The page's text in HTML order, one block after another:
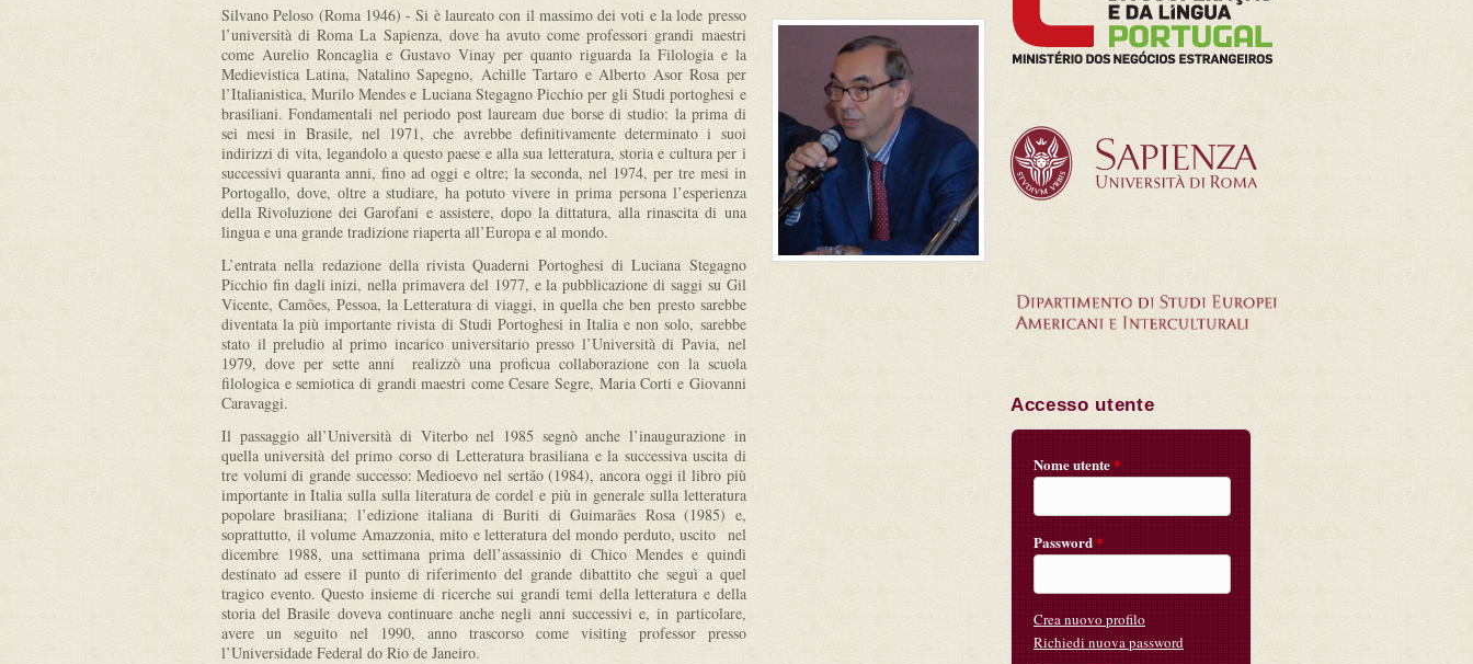
Silvano Peloso (Roma 1946) - Si è laureato con il massimo dei voti e la lode presso
l’università di Roma La Sapienza, dove ha avuto come professori grandi maestri
come Aurelio Roncaglia e Gustavo Vinay per quanto riguarda la Filologia e la
Medievistica Latina, Natalino Sapegno, Achille Tartaro e Alberto Asor Rosa per
l’Italianistica, Murilo Mendes e Luciana Stegagno Picchio per gli Studi portoghesi e
brasiliani. Fondamentali nel periodo post lauream due borse di studio: la prima di
sei mesi in Brasile, nel 1971, che avrebbe definitivamente determinato i suoi
indirizzi di vita, legandolo a questo paese e alla sua letteratura, storia e cultura per i
successivi quaranta anni, fino ad oggi e oltre; la seconda, nel 1974, per tre mesi in
Portogallo, dove, oltre a studiare, ha potuto vivere in prima persona l’esperienza
della Rivoluzione dei Garofani e assistere, dopo la dittatura, alla rinascita di una
lingua e una grande tradizione riaperta all’Europa e al mondo.
L’entrata nella redazione della rivista Quaderni Portoghesi di Luciana Stegagno
Picchio fin dagli inizi, nella primavera del 1977, e la pubblicazione di saggi su Gil
Vicente, Camões, Pessoa, la Letteratura di viaggi, in quella che ben presto sarebbe
diventata la più importante rivista di Studi Portoghesi in Italia e non solo, sarebbe
stato il preludio al primo incarico universitario presso l’Università di Pavia, nel
1979, dove per sette anni realizzò una proficua collaborazione con la scuola
filologica e semiotica di grandi maestri come Cesare Segre, Maria Corti e Giovanni
Caravaggi.
Il passaggio all’Università di Viterbo nel 1985 segnò anche l’inaugurazione in
quella università del primo corso di Letteratura brasiliana e la successiva uscita di
tre volumi di grande successo: Medioevo nel sertão (1984), ancora oggi il libro più
importante in Italia sulla sulla literatura de cordel e più in generale sulla letteratura
popolare brasiliana; l’edizione italiana di Buriti di Guimarães Rosa (1985) e,
soprattutto, il volume Amazzonia, mito e letteratura del mondo perduto, uscito nel
dicembre 1988, una settimana prima dell’assassinio di Chico Mendes e quindi
destinato ad essere il punto di riferimento del grande dibattito che seguì a quel
tragico evento. Questo insieme di ricerche sui grandi temi della letteratura e della
storia del Brasile doveva continuare anche negli anni successivi e, in particolare,
avere un seguito nel 1990, anno trascorso come visiting professor presso
l’Universidade Federal do Rio de Janeiro.
Accesso utente
Nome utente*
Password*
Crea nuovo profilo
Richiedi nuova password